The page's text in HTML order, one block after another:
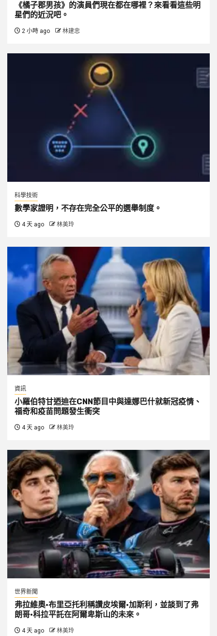
《橘子郡男孩》的演員們現在都在哪裡？來看看這些明
星們的近況吧。
2 小時 ago 林建忠
科學技術
數學家證明，不存在完全公平的選舉制度。
4 天 ago 林美玲
資訊
小羅伯特甘迺迪在CNN節目中與達娜巴什就新冠疫情、
福奇和疫苗問題發生衝突
4 天 ago 林美玲
世界新聞
弗拉維奧·布里亞托利稱讚皮埃爾·加斯利，並談到了弗
朗哥·科拉平託在阿爾卑斯山的未來。
4 天 ago 林美玲